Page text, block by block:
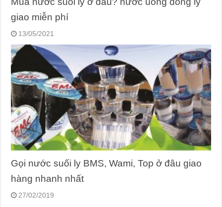
giao miễn phí
13/05/2021
Gọi nước suối ly BMS, Wami, Top ở đâu giao
hàng nhanh nhất
27/02/2019